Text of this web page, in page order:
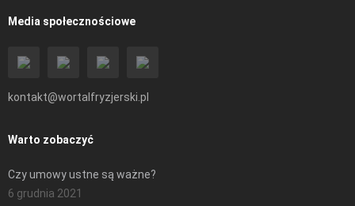
Media społecznościowe
kontakt@wortalfryzjerski.pl
Warto zobaczyć
Czy umowy ustne są ważne?
6 grudnia 2021